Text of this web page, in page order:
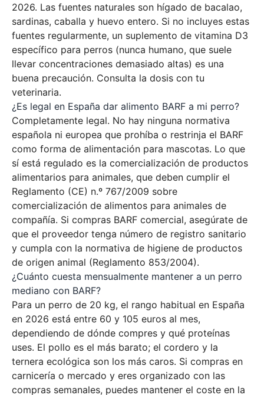
2026. Las fuentes naturales son hígado de bacalao,
sardinas, caballa y huevo entero. Si no incluyes estas
fuentes regularmente, un suplemento de vitamina D3
específico para perros (nunca humano, que suele
llevar concentraciones demasiado altas) es una
buena precaución. Consulta la dosis con tu
veterinaria.
¿Es legal en España dar alimento BARF a mi perro?
Completamente legal. No hay ninguna normativa
española ni europea que prohíba o restrinja el BARF
como forma de alimentación para mascotas. Lo que
sí está regulado es la comercialización de productos
alimentarios para animales, que deben cumplir el
Reglamento (CE) n.º 767/2009 sobre
comercialización de alimentos para animales de
compañía. Si compras BARF comercial, asegúrate de
que el proveedor tenga número de registro sanitario
y cumpla con la normativa de higiene de productos
de origen animal (Reglamento 853/2004).
¿Cuánto cuesta mensualmente mantener a un perro
mediano con BARF?
Para un perro de 20 kg, el rango habitual en España
en 2026 está entre 60 y 105 euros al mes,
dependiendo de dónde compres y qué proteínas
uses. El pollo es el más barato; el cordero y la
ternera ecológica son los más caros. Si compras en
carnicería o mercado y eres organizado con las
compras semanales, puedes mantener el coste en la